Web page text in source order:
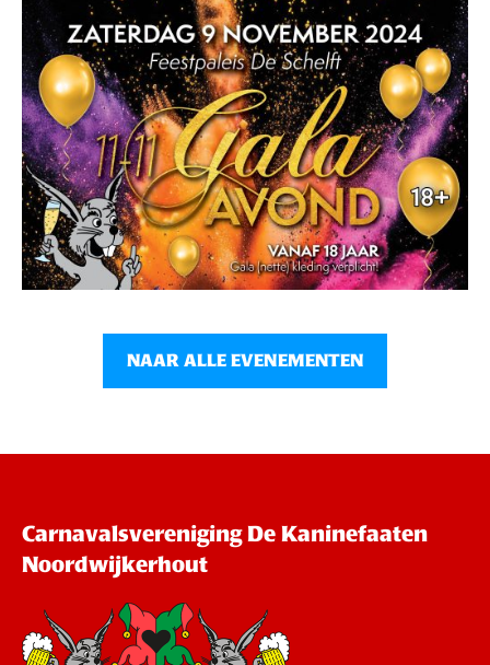
NAAR ALLE EVENEMENTEN
Carnavalsvereniging De Kaninefaaten
Noordwijkerhout